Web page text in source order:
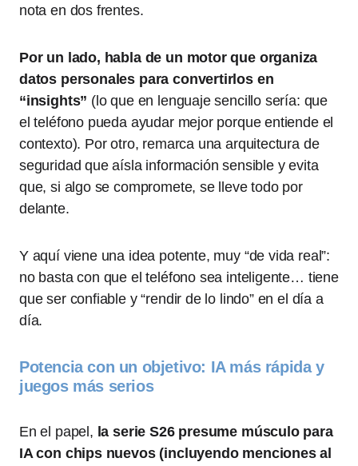
nota en dos frentes.
Por un lado, habla de un motor que organiza
datos personales para convertirlos en
“insights” (lo que en lenguaje sencillo sería: que
el teléfono pueda ayudar mejor porque entiende el
contexto). Por otro, remarca una arquitectura de
seguridad que aísla información sensible y evita
que, si algo se compromete, se lleve todo por
delante.
Y aquí viene una idea potente, muy “de vida real”:
no basta con que el teléfono sea inteligente… tiene
que ser confiable y “rendir de lo lindo” en el día a
día.
Potencia con un objetivo: IA más rápida y
juegos más serios
En el papel, la serie S26 presume músculo para
IA con chips nuevos (incluyendo menciones al